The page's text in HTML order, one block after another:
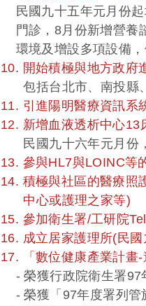
民國九十五年元月份起
門診，8月份新增營養
環境及增設多項設備，
10. 開始積極與地方政府
包括台北市、南投縣
11. 引進陽明醫療資訊系
12. 新增血液透析中心13
民國九十六年元月份，
13. 參與HL7與LOINC等
14. 積極與社區的醫療照
中心或護理之家等)
15. 參加衛生署/工研院
16. 成立居家護理所(民國
17. 「數位健康產業計畫-
- 榮獲行政院衛生署97
- 榮獲「97年度署列管